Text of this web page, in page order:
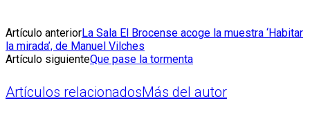
Artículo anteriorLa Sala El Brocense acoge la muestra ‘Habitar
la mirada’, de Manuel Vilches
Artículo siguienteQue pase la tormenta
Artículos relacionadosMás del autor